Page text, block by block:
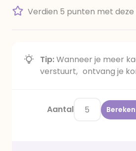
Verdien 5 punten met
Tip:Wanneer je meer
verstuurt, ontvang je
Aantal